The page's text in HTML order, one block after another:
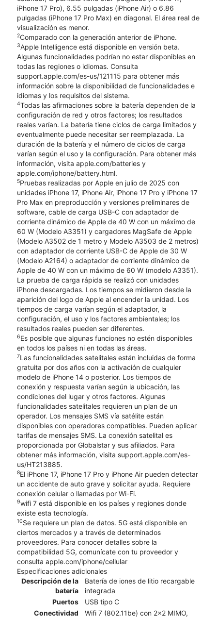
iPhone 17 Pro), 6.55 pulgadas (iPhone Air) o 6.86
pulgadas (iPhone 17 Pro Max) en diagonal. El área real de
visualización es menor.
2Comparado con la generación anterior de iPhone.
3Apple Intelligence está disponible en versión beta.
Algunas funcionalidades podrían no estar disponibles en
todas las regiones o idiomas. Consulta
support.apple.com/es-us/121115 para obtener más
información sobre la disponibilidad de funcionalidades e
idiomas y los requisitos del sistema.
4Todas las afirmaciones sobre la batería dependen de la
configuración de red y otros factores; los resultados
reales varían. La batería tiene ciclos de carga limitados y
eventualmente puede necesitar ser reemplazada. La
duración de la batería y el número de ciclos de carga
varían según el uso y la configuración. Para obtener más
información, visita apple.com/batteries y
apple.com/iphone/battery.html.
5Pruebas realizadas por Apple en julio de 2025 con
unidades iPhone 17, iPhone Air, iPhone 17 Pro y iPhone 17
Pro Max en preproducción y versiones preliminares de
software, cable de carga USB-C con adaptador de
corriente dinámico de Apple de 40 W con un máximo de
60 W (Modelo A3351) y cargadores MagSafe de Apple
(Modelo A3502 de 1 metro y Modelo A3503 de 2 metros)
con adaptador de corriente USB-C de Apple de 30 W
(Modelo A2164) o adaptador de corriente dinámico de
Apple de 40 W con un máximo de 60 W (modelo A3351).
La prueba de carga rápida se realizó con unidades
iPhone descargadas. Los tiempos se midieron desde la
aparición del logo de Apple al encender la unidad. Los
tiempos de carga varían según el adaptador, la
configuración, el uso y los factores ambientales; los
resultados reales pueden ser diferentes.
6Es posible que algunas funciones no estén disponibles
en todos los países ni en todas las áreas.
7Las funcionalidades satelitales están incluidas de forma
gratuita por dos años con la activación de cualquier
modelo de iPhone 14 o posterior. Los tiempos de
conexión y respuesta varían según la ubicación, las
condiciones del lugar y otros factores. Algunas
funcionalidades satelitales requieren un plan de un
operador. Los mensajes SMS vía satélite están
disponibles con operadores compatibles. Pueden aplicar
tarifas de mensajes SMS. La conexión satelital es
proporcionada por Globalstar y sus afiliados. Para
obtener más información, visita support.apple.com/es-
us/HT213885.
8El iPhone 17, iPhone 17 Pro y iPhone Air pueden detectar
un accidente de auto grave y solicitar ayuda. Requiere
conexión celular o llamadas por Wi-Fi.
9wifi 7 está disponible en los países y regiones donde
existe esta tecnología.
10Se requiere un plan de datos. 5G está disponible en
ciertos mercados y a través de determinados
proveedores. Para conocer detalles sobre la
compatibilidad 5G, comunícate con tu proveedor y
consulta apple.com/iphone/cellular
Especificaciones adicionales
Descripción de la
batería
Batería de iones de litio recargable
integrada
Puertos
USB tipo C
Conectividad
Wifi 7 (802.11be) con 2x2 MIMO,